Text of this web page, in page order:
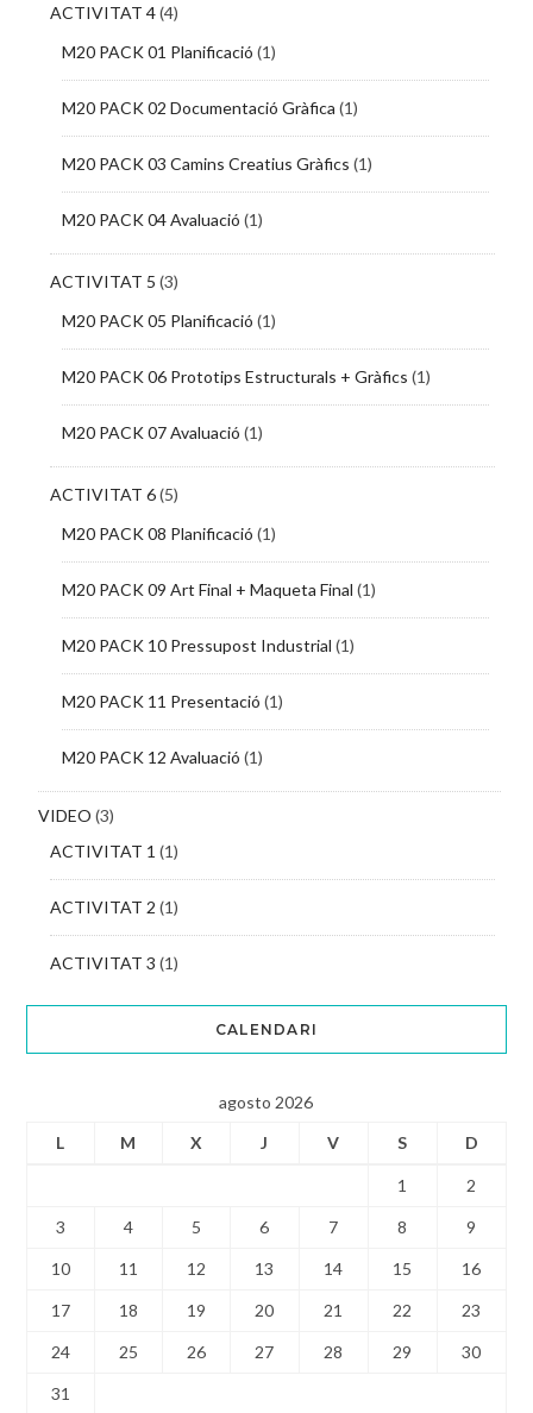
ACTIVITAT 4(4)
M20 PACK 01 Planificació (1)
M20 PACK 02 Documentació Gràfica (1)
M20 PACK 03 Camins Creatius Gràfics (1)
M20 PACK 04 Avaluació (1)
ACTIVITAT 5 (3)
M20 PACK 05 Planificació (1)
M20 PACK 06 Prototips Estructurals + Gràfics (1)
M20 PACK 07 Avaluació (1)
ACTIVITAT 6(5)
M20 PACK 08 Planificació (1)
M20 PACK 09 Art Final + Maqueta Final (1)
M20 PACK 10 Pressupost Industrial (1)
M20 PACK 11 Presentació (1)
M20 PACK 12 Avaluació (1)
VIDEO (3)
ACTIVITAT 1 (1)
ACTIVITAT 2 (1)
ACTIVITAT 3 (1)
CALENDARI
agosto 2026
L
M X J V S D
1 2
3 4 5 6 7 8 9
10 11 12 13 14 15 16
17 18 19 20 21 22 23
24 25 26 27 28 29 30
31